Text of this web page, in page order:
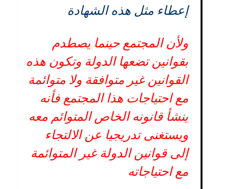
إعطاء مثل هذه الشهادة
ولأن المجتمع حينما يصطدم
بقوانين تضعها الدولة وتكون هذه
القوانين غير متوافقة ولا متوائمة
مع احتياجات هذا المجتمع فأنه
ينشأ قانونه الخاص المتوائم معه
ويستغنى تدريجيا عن الالتجاء
إلى قوانين الدولة غير المتوائمة
مع احتياجاته